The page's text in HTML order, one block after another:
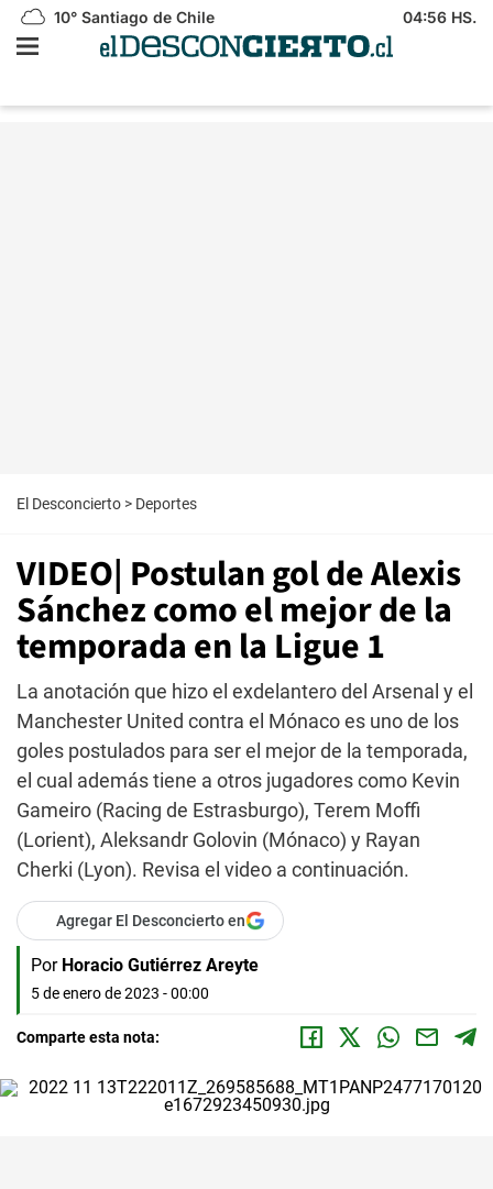
10° Santiago de Chile 04:56 HS.
El Desconcierto > Deportes
VIDEO| Postulan gol de Alexis
Sánchez como el mejor de la
temporada en la Ligue 1
La anotación que hizo el exdelantero del Arsenal y el
Manchester United contra el Mónaco es uno de los
goles postulados para ser el mejor de la temporada,
el cual además tiene a otros jugadores como Kevin
Gameiro (Racing de Estrasburgo), Terem Moffi
(Lorient), Aleksandr Golovin (Mónaco) y Rayan
Cherki (Lyon). Revisa el video a continuación.
Agregar El Desconcierto en
Por Horacio Gutiérrez Areyte
5 de enero de 2023 - 00:00
Comparte esta nota: